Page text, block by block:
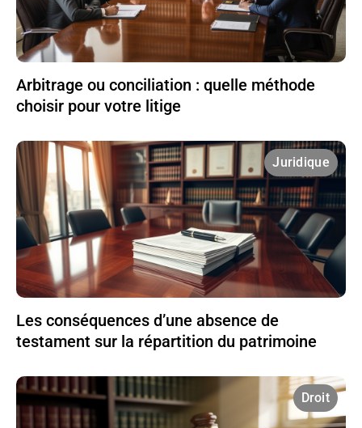
Arbitrage ou conciliation : quelle méthode
choisir pour votre litige
Juridique
Les conséquences d’une absence de
testament sur la répartition du patrimoine
Droit